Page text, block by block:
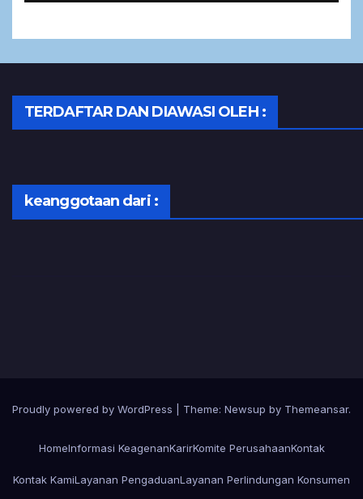
TERDAFTAR DAN DIAWASI OLEH :
keanggotaan dari :
Proudly powered by WordPress Theme: Newsup by Themeansar.
HomeInformasi KeagenanKarirKomite PerusahaanKontak
Kontak KamiLayanan PengaduanLayanan Perlindungan Konsumen